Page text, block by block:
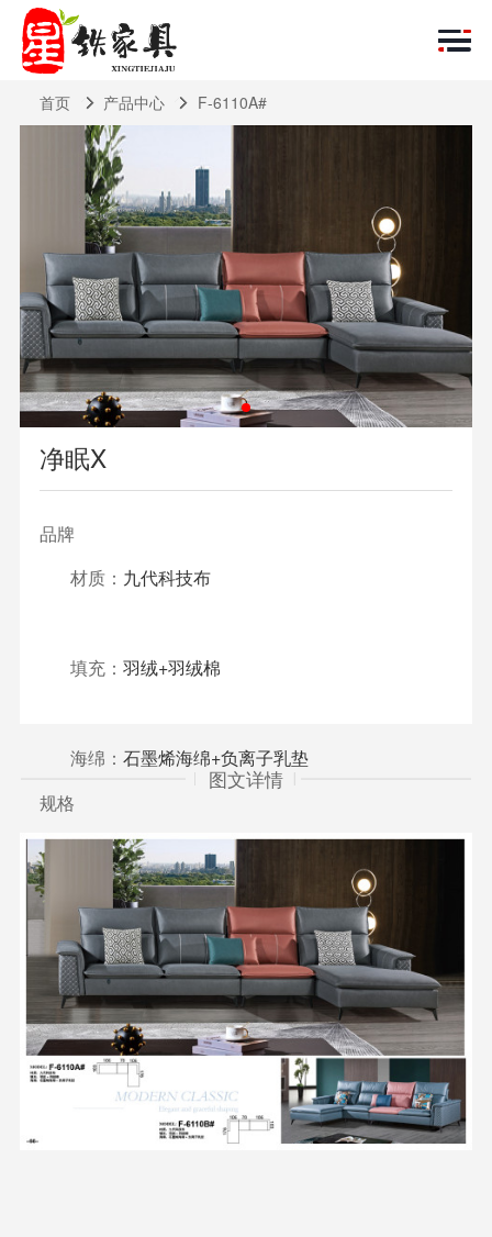
首页 产品中心 F-6110A#
净眠X
品牌
材质： 九代科技布
填充：羽绒+羽绒棉
海绵：石墨烯海绵+负离子乳垫
规格
类型
面料
图文详情